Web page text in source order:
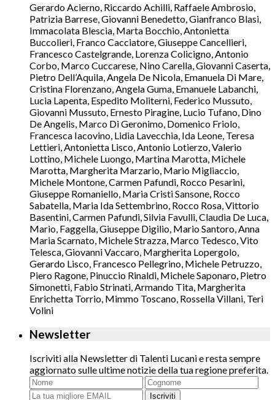
Gerardo Acierno, Riccardo Achilli, Raffaele Ambrosio,
Patrizia Barrese, Giovanni Benedetto, Gianfranco Blasi,
Immacolata Blescia, Marta Bocchio, Antonietta
Buccolieri, Franco Cacciatore, Giuseppe Cancellieri,
Francesco Castelgrande, Lorenza Colicigno, Antonio
Corbo, Marco Cuccarese, Nino Carella, Giovanni Caserta,
Pietro Dell’Aquila, Angela De Nicola, Emanuela Di Mare,
Cristina Florenzano, Angela Guma, Emanuele Labanchi,
Lucia Lapenta, Espedito Moliterni, Federico Mussuto,
Giovanni Mussuto, Ernesto Piragine, Lucio Tufano, Dino
De Angelis, Marco Di Geronimo, Domenico Friolo,
Francesca Iacovino, Lidia Lavecchia, Ida Leone, Teresa
Lettieri, Antonietta Lisco, Antonio Lotierzo, Valerio
Lottino, Michele Luongo, Martina Marotta, Michele
Marotta, Margherita Marzario, Mario Migliaccio,
Michele Montone, Carmen Pafundi, Rocco Pesarini,
Giuseppe Romaniello, Maria Cristi Sansone, Rocco
Sabatella, Maria Ida Settembrino, Rocco Rosa, Vittorio
Basentini, Carmen Pafundi, Silvia Favulli, Claudia De Luca,
Mario, Faggella, Giuseppe Digilio, Mario Santoro, Anna
Maria Scarnato, Michele Strazza, Marco Tedesco, Vito
Telesca, Giovanni Vaccaro, Margherita Lopergolo,
Gerardo Lisco, Francesco Pellegrino, Michele Petruzzo,
Piero Ragone, Pinuccio Rinaldi, Michele Saponaro, Pietro
Simonetti, Fabio Strinati, Armando Tita, Margherita
Enrichetta Torrio, Mimmo Toscano, Rossella Villani, Teri
Volini
Newsletter
Iscriviti alla Newsletter di Talenti Lucani e resta sempre
aggiornato sulle ultime notizie della tua regione preferita.
Iscriviti